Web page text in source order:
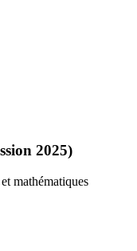
2025)
mathématiques